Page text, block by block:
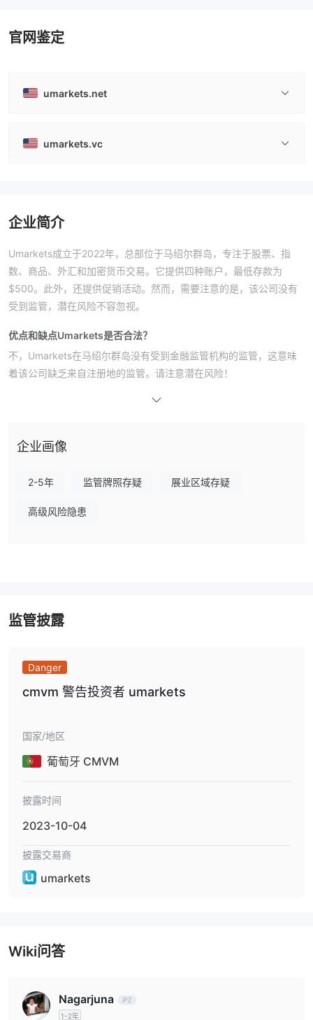
官网鉴定
umarkets.net
umarkets.vc
企业简介
Umarkets成立于2022年，总部位于马绍尔群岛，专注于股票、指
数、商品、外汇和加密货币交易。它提供四种账户，最低存款为
$500。此外，还提供促销活动。然而，需要注意的是，该公司没有
受到监管，潜在风险不容忽视。
优点和缺点Umarkets是否合法？
不，Umarkets在马绍尔群岛没有受到金融监管机构的监管，这意味
着该公司缺乏来自注册地的监管。请注意潜在风险！
我可以在Umarkets上交易什么？
密货币。
Umarkets 提供四种类型的账户：迷你外汇账户、标准外汇账户、黄
金外汇账户和白金外汇账户。此外，还提供演示账户和伊斯兰账户。
收取存款费用。然而，其他细节，如接受的货币和处理时间，尚不清
楚。
Umarkets 举办促销活动。交易者可以获得
。此外，人们还可以通过邀请朋友赚取奖金。
企业画像
2-5年 监管牌照存疑 展业区域存疑
高级风险隐患
监管披露
Danger
cmvm 警告投资者 umarkets
国家/地区
葡萄牙 CMVM
披露时间
2023-10-04
披露交易商
umarkets
Wiki问答
Nagarjuna
1-2年